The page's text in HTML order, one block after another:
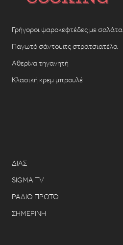
Γρήγοροι ψαροκεφτέδες με σαλάτα
Παγωτό σάντουιτς στρατσιατέλα
Αθερίνα τηγανητή
Κλασική κρεμ μπρουλέ
ΔΙΑΣ
SIGMA TV
ΡΑΔΙΟ ΠΡΩΤΟ
ΣΗΜΕΡΙΝΗ